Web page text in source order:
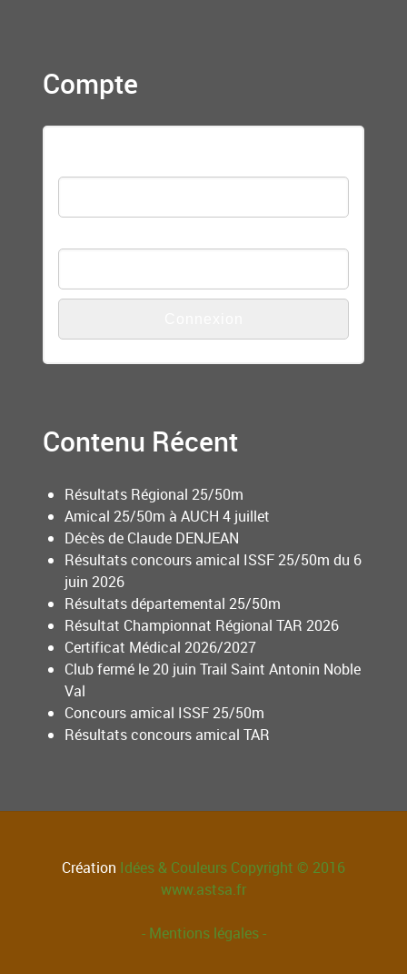
Compte
Contenu Récent
Résultats Régional 25/50m
Amical 25/50m à AUCH 4 juillet
Décès de Claude DENJEAN
Résultats concours amical ISSF 25/50m du 6
juin 2026
Résultats départemental 25/50m
Résultat Championnat Régional TAR 2026
Certificat Médical 2026/2027
Club fermé le 20 juin Trail Saint Antonin Noble
Val
Concours amical ISSF 25/50m
Résultats concours amical TAR
Création Idées & Couleurs Copyright © 2016
www.astsa.fr
- Mentions légales -